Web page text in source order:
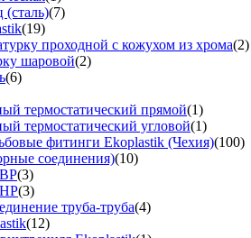
(7)
(19)
проходной с кожухом из хрома(2)
шаровой(2)
(6)
термостатический прямой(1)
термостатический угловой(1)
фитинги Ekoplastik (Чехия)(100)
соединения)(10)
(3)
(3)
труба-труба(4)
(12)